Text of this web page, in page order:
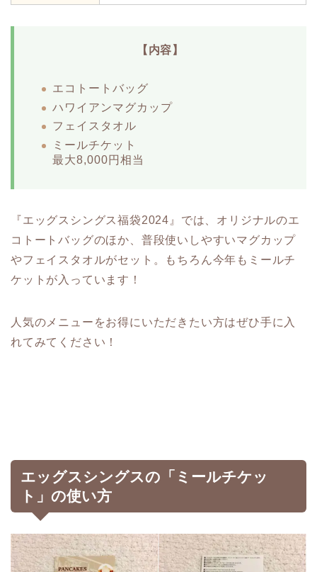
【内容】
エコトートバッグ
ハワイアンマグカップ
フェイスタオル
ミールチケット
最大8,000円相当
『エッグスシングス福袋2024』では、オリジナルのエ
コトートバッグのほか、普段使いしやすいマグカップ
やフェイスタオルがセット。もちろん今年もミールチ
ケットが入っています！
人気のメニューをお得にいただきたい方はぜひ手に入
れてみてください！
エッグスシングスの「ミールチケッ
ト」の使い方